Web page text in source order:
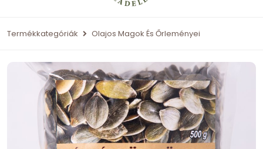
Termékkategóriák Olajos Magok És Őrleményei